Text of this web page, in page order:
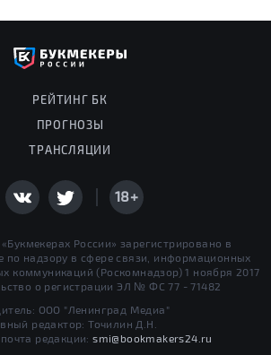
РЕЙТИНГ БК
ПРОГНОЗЫ
ТРАНСЛЯЦИИ
18+
России» зарегистрировано в
по надзору в сфере связи, информационных
коммуникаций (Роскомнадзор) 1 ноября 2017
о регистрации ЭЛ № ФС 77 - 71482
ООО "Ленинград Медиа"
редактор: Точилин Д.Н.
редакции:smi@bookmakers24.ru